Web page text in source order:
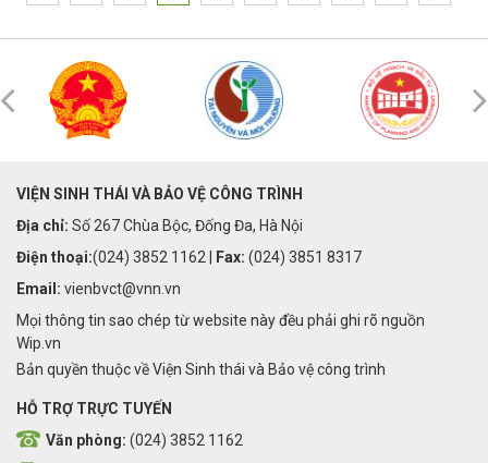
VIỆN SINH THÁI VÀ BẢO VỆ CÔNG TRÌNH
Địa chỉ: Số 267 Chùa Bộc, Đống Đa, Hà Nội
Điện thoại:(024) 3852 1162 | Fax: (024) 3851 8317
Email: vienbvct@vnn.vn
Mọi thông tin sao chép từ website này đều phải ghi rõ nguồn
Wip.vn
Bản quyền thuộc về Viện Sinh thái và Bảo vệ công trình
HỖ TRỢ TRỰC TUYẾN
Văn phòng: (024) 3852 1162